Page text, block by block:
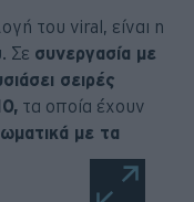
του viral, είναι η
Σε συνεργασία με
σειρές
τα οποία έχουν
με τα